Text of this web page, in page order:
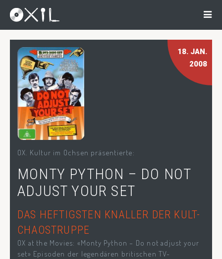
18. JAN.
2008
OX. Kultur im Ochsen präsentierte:
MONTY PYTHON – DO NOT
ADJUST YOUR SET
DAS HEFTIGSTEN KNALLER DER KULT-
CHAOSTRUPPE
OX at the Movies: «Monty Python – Do not adjust your
set» Episoden der legendären britischen TV-